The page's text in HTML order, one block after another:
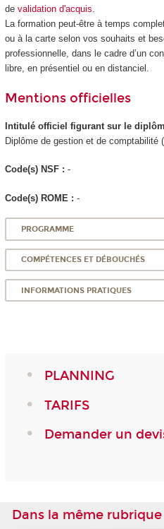
de validation d'acquis
La formation peut-être à temps
ou à la carte selon vos souhaits et
professionnelle, dans le cadre d’un
libre, en présentiel ou en distanciel.
Mentions officielles
Intitulé officiel figurant sur le
Diplôme de gestion et de comptabilité
Code(s) NSF : -
Code(s) ROME : -
PROGRAMME
COMPÉTENCES ET DÉBOUCHÉS
INFORMATIONS PRATIQUES
PLANNING
TARIFS
Demander un
Dans la même rubrique